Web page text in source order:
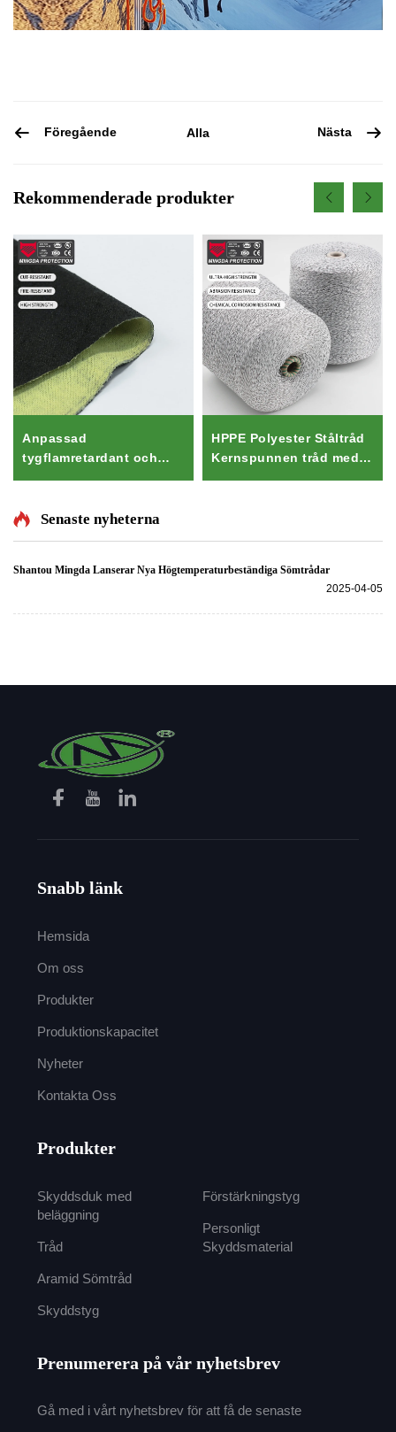
Föregående Alla Nästa
Rekommenderade produkter
Anpassad
tygflamretardant och
aramidtyg för brandmän
HPPE Polyester Ståltråd
Kernspunnen tråd med
Senaste nyheterna
Shantou Mingda Lanserar Nya Högtemperaturbeständiga Sömtrådar
2025-04-05
Snabb länk
Hemsida
Om oss
Produkter
Produktionskapacitet
Nyheter
Kontakta Oss
Produkter
Skyddsduk med
beläggning
Tråd
Aramid Sömtråd
Skyddstyg
Förstärkningstyg
Personligt
Skyddsmaterial
Prenumerera på vår nyhetsbrev
Gå med i vårt nyhetsbrev för att få de senaste